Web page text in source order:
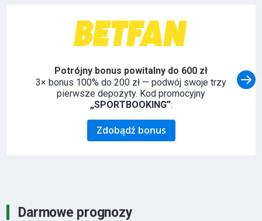
Darmowe prognozy
Potrójny bonus powitalny do 600 zł
3× bonus 100% do 200 zł — podwój swoje trzy
pierwsze depozyty. Kod promocyjny
„SPORTBOOKING”.
Zdobądź bonus